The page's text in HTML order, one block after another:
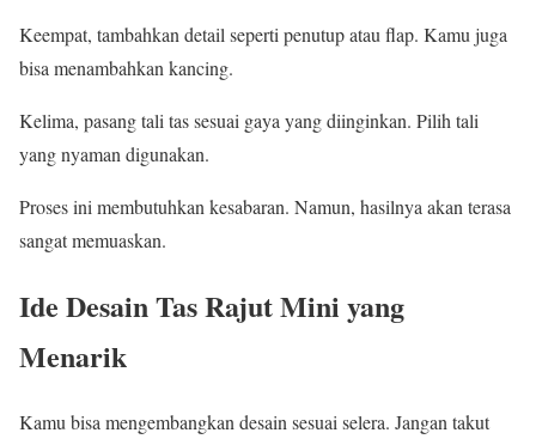
Keempat, tambahkan detail seperti penutup atau flap. Kamu juga
bisa menambahkan kancing.
Kelima, pasang tali tas sesuai gaya yang diinginkan. Pilih tali
yang nyaman digunakan.
Proses ini membutuhkan kesabaran. Namun, hasilnya akan terasa
sangat memuaskan.
Ide Desain Tas Rajut Mini yang
Menarik
Kamu bisa mengembangkan desain sesuai selera. Jangan takut